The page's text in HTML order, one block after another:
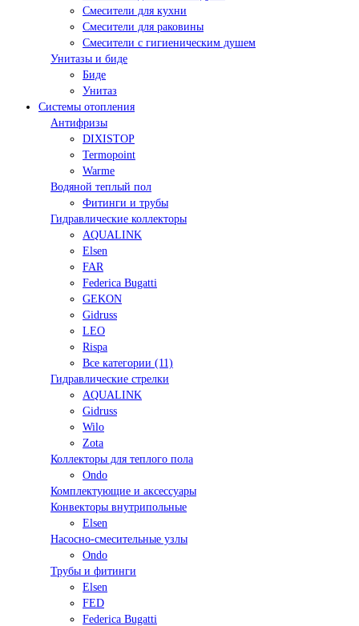
Смесители для кухни
Смесители для раковины
Смесители с гигиеническим душем
Унитазы и биде
Биде
Унитаз
Системы отопления
Антифризы
DIXISTOP
Termopoint
Warme
Водяной теплый пол
Фитинги и трубы
Гидравлические коллекторы
AQUALINK
Elsen
FAR
Federica Bugatti
GEKON
Gidruss
LEO
Rispa
Все категории (11)
Гидравлические стрелки
AQUALINK
Gidruss
Wilo
Zota
Коллекторы для теплого пола
Ondo
Комплектующие и аксессуары
Конвекторы внутрипольные
Elsen
Насосно-смесительные узлы
Ondo
Трубы и фитинги
Elsen
FED
Federica Bugatti